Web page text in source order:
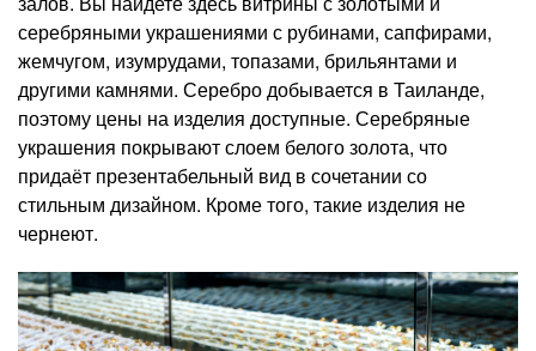
серебряными украшениями с рубинами, сапфирами,
жемчугом, изумрудами, топазами, брильянтами и
другими камнями. Серебро добывается в Таиланде,
поэтому цены на изделия доступные. Серебряные
украшения покрывают слоем белого золота, что
придаёт презентабельный вид в сочетании со
стильным дизайном. Кроме того, такие изделия не
чернеют.